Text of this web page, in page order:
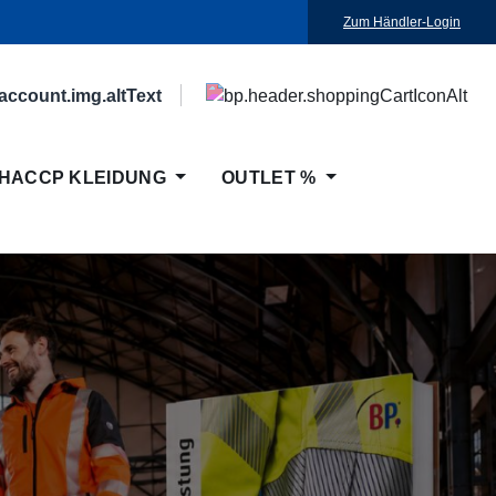
Zum Händler-Login
KLEIDUNG OUTLET %